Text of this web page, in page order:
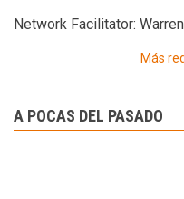
Network Facilitator:
Más
A POCAS DEL PASADO